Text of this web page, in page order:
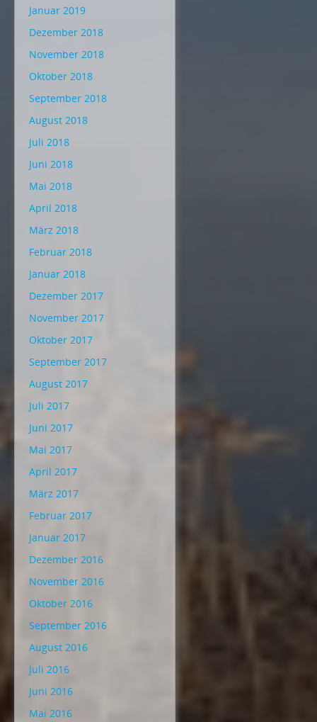
Januar 2019
Dezember 2018
November 2018
Oktober 2018
September 2018
August 2018
Juli 2018
Juni 2018
Mai 2018
April 2018
März 2018
Februar 2018
Januar 2018
Dezember 2017
November 2017
Oktober 2017
September 2017
August 2017
Juli 2017
Juni 2017
Mai 2017
April 2017
März 2017
Februar 2017
Januar 2017
Dezember 2016
November 2016
Oktober 2016
September 2016
August 2016
Juli 2016
Juni 2016
Mai 2016